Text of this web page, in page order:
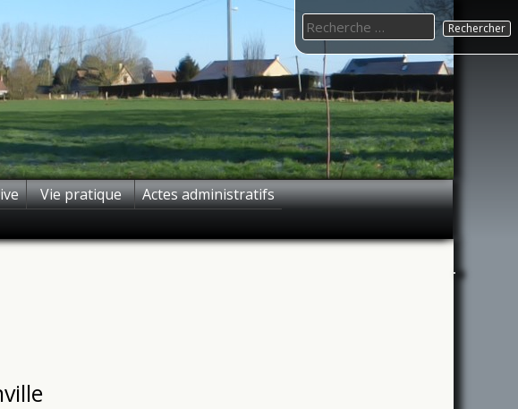
Vie pratique
Actes administratifs
Search
for: